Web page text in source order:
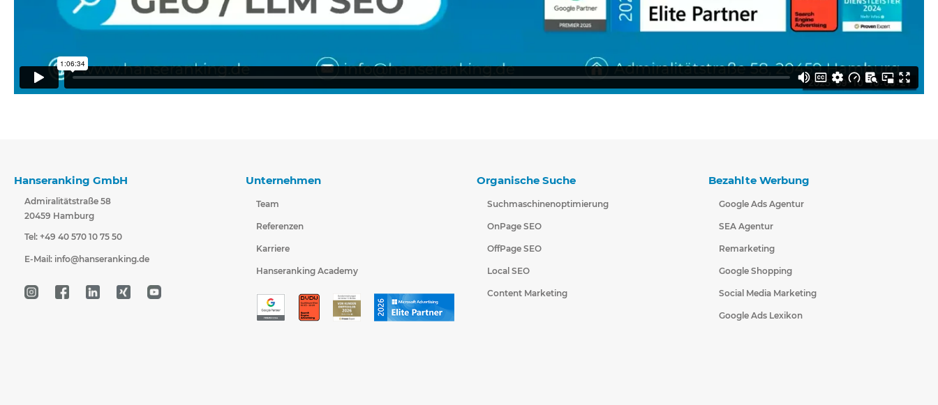
Hanseranking GmbH
Admiralitätstraße 58
20459 Hamburg
Tel: +49 40 570 10 75 50
E-Mail: info@hanseranking.de
Unternehmen
Team
Referenzen
Karriere
Hanseranking Academy
Organische Suche
Suchmaschinenoptimierung
OnPage SEO
OffPage SEO
Local SEO
Content Marketing
Bezahlte Werbung
Google Ads Agentur
SEA Agentur
Remarketing
Google Shopping
Social Media Marketing
Google Ads Lexikon